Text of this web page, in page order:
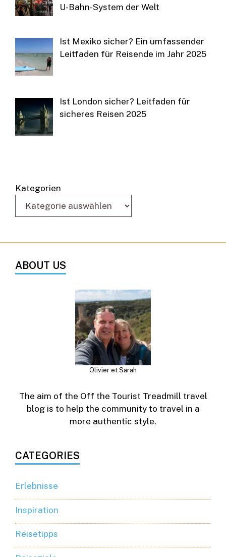
U-Bahn-System der Welt
Ist Mexiko sicher? Ein umfassender
Leitfaden für Reisende im Jahr 2025
Ist London sicher? Leitfaden für
sicheres Reisen 2025
Kategorien
ABOUT US
Olivier et Sarah
The aim of the Off the Tourist Treadmill travel
blog is to help the community to travel in a
more authentic style.
CATEGORIES
Erlebnisse
Inspiration
Reisetipps